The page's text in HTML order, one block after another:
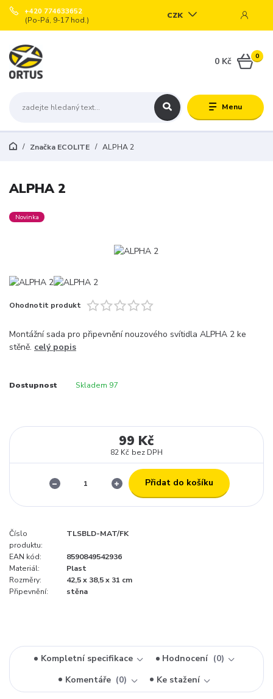
Menu
CZK
+420 774633652
(Po-Pá, 9-17 hod.)
0
0 Kč
Značka ECOLITE ALPHA 2
ALPHA 2
Novinka
Ohodnotit produkt
Montážní sada pro připevnění nouzového svítidla ALPHA 2 ke
stěně. celý popis
Dostupnost Skladem 97
99 Kč
82 Kč bez DPH
Přidat do košíku
Číslo
produktu:
TLSBLD-MAT/FK
EAN kód:
8590849542936
Materiál:
Plast
Rozměry:
42,5 x 38,5 x 31 cm
Připevnění:
stěna
Kompletní specifikace Hodnocení
0
Komentáře
0 Ke stažení